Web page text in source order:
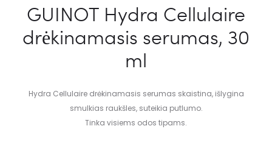
GUINOT Hydra Cellulaire
drėkinamasis serumas, 30
ml
Hydra Cellulaire drėkinamasis serumas skaistina, išlygina
smulkias raukšles, suteikia putlumo.
Tinka visiems odos tipams.